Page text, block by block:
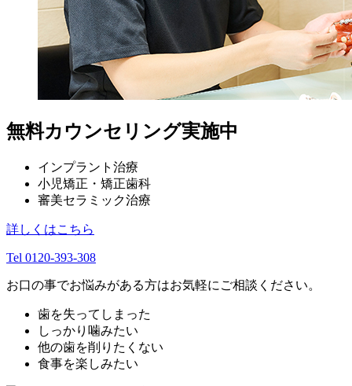
無料カウンセリング実施中
インプラント治療
小児矯正・矯正歯科
審美セラミック治療
詳しくはこちら
Tel 0120-393-308
お口の事でお悩みがある方はお気軽にご相談ください。
歯を失ってしまった
しっかり噛みたい
他の歯を削りたくない
食事を楽しみたい